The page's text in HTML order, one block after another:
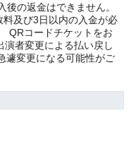
の返金はできません。
及び3日以内の入金が必
QRコードチケットをお
者変更による払い戻し
遽変更になる可能性がご